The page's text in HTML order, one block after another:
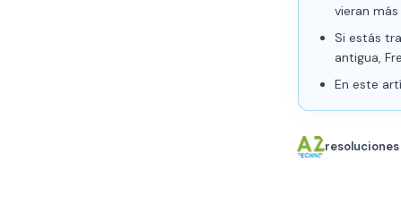
vieran
Si estás
antigua,
En este